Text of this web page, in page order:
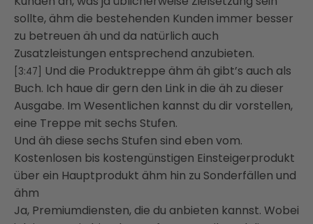
sollte, ähm die bestehenden Kunden immer besser
zu betreuen äh und da natürlich auch
Zusatzleistungen entsprechend anzubieten.
[3:47]
Und die Produktreppe ähm äh gibt’s auch als
Buch. Ich haue dir gern den Link in die äh zu dieser
Ausgabe. Im Wesentlichen kannst du dir vorstellen,
eine Treppe mit sechs Stufen.
Und äh diese sechs Stufen sind eben vom.
Kostenlosen bis kostengünstigen Einsteigerprodukt
über ein Hauptprodukt ähm hin zu Sonderfällen und
ähm
Ja, Premiumdiensten, die du anbieten kannst. Wobei